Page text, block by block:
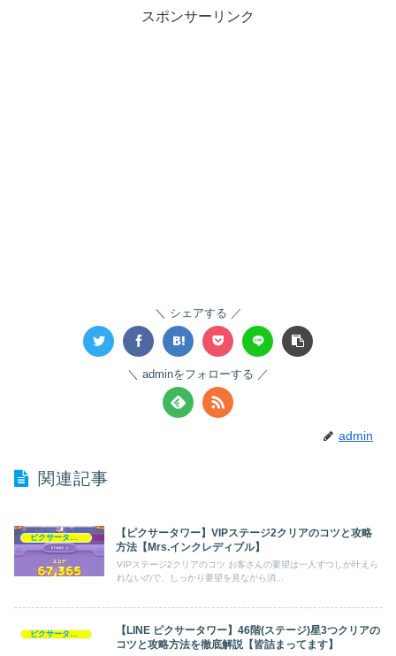
スポンサーリンク
シェアする
adminをフォローする
admin
関連記事
【ピクサータワー】VIPステージ2クリアのコツと攻略
方法【Mrs.インクレディブル】
VIPステージ2クリアのコツ お客さんの要望は一人ずつしか叶えら
れないので、しっかり要望を見ながら消...
ピクサータワー
【LINE ピクサータワー】46階(ステージ)星3つクリアの
コツと攻略方法を徹底解説【皆詰まってます】